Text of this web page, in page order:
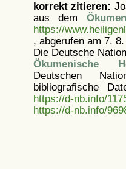
korrekt zitieren:
aus dem
https://
, abgerufen am 7. 8.
Die Deutsche
Ökumenische
Deutschen
bibliografische
https://d-nb.info/
https://d-nb.info/